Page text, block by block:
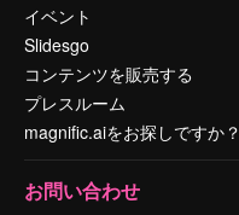
イベント
Slidesgo
コンテンツを販売する
プレスルーム
magnific.aiをお探しですか？
お問い合わせ